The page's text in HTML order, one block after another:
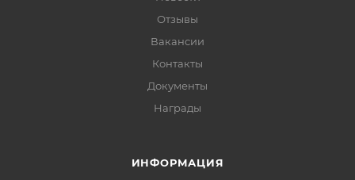
Отзывы
Вакансии
Контакты
Документы
Награды
ИНФОРМАЦИЯ